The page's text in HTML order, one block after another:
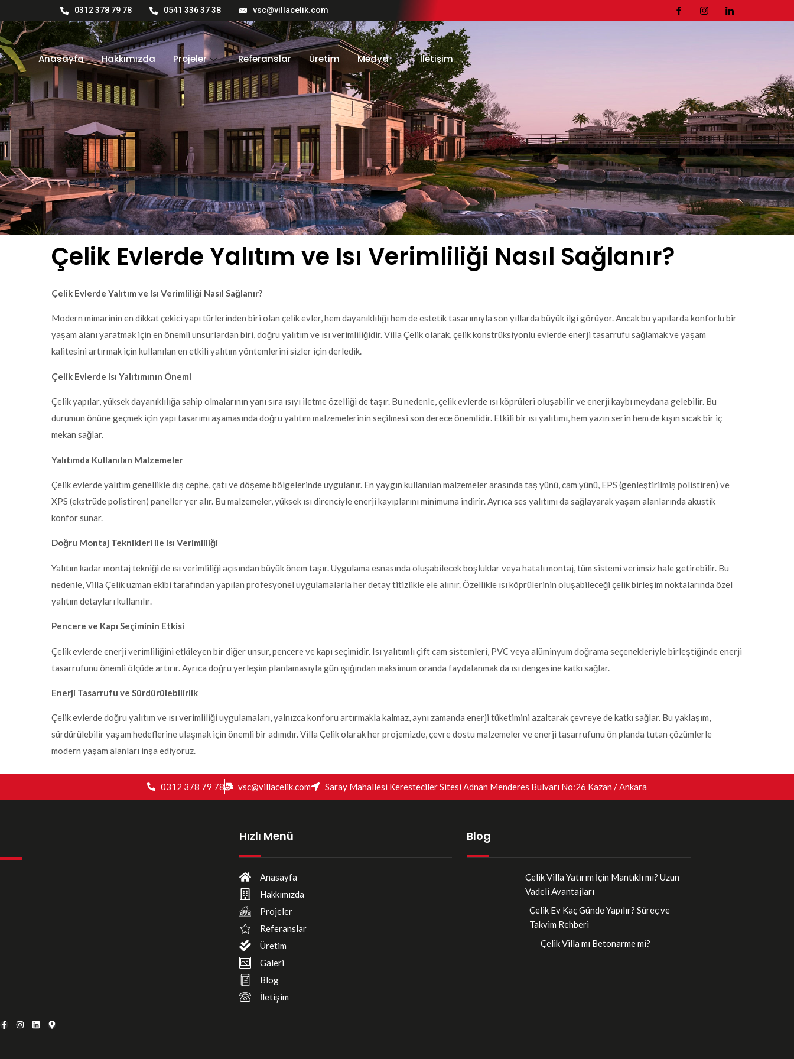
0312 378 79 78 0541 336 37 38 vsc@villacelik.com
Anasayfa Hakkımızda Projeler Referanslar Üretim Medya İletişim
Çelik Evlerde Yalıtım ve Isı Verimliliği Nasıl Sağlanır?
Çelik Evlerde Yalıtım ve Isı Verimliliği Nasıl Sağlanır?
Modern mimarinin en dikkat çekici yapı türlerinden biri olan çelik evler, hem dayanıklılığı hem de estetik tasarımıyla son yıllarda büyük ilgi görüyor. Ancak bu yapılarda konforlu bir
yaşam alanı yaratmak için en önemli unsurlardan biri, doğru yalıtım ve ısı verimliliğidir. Villa Çelik olarak, çelik konstrüksiyonlu evlerde enerji tasarrufu sağlamak ve yaşam
kalitesini artırmak için kullanılan en etkili yalıtım yöntemlerini sizler için derledik.
Çelik Evlerde Isı Yalıtımının Önemi
Çelik yapılar, yüksek dayanıklılığa sahip olmalarının yanı sıra ısıyı iletme özelliği de taşır. Bu nedenle, çelik evlerde ısı köprüleri oluşabilir ve enerji kaybı meydana gelebilir. Bu
durumun önüne geçmek için yapı tasarımı aşamasında doğru yalıtım malzemelerinin seçilmesi son derece önemlidir. Etkili bir ısı yalıtımı, hem yazın serin hem de kışın sıcak bir iç
mekan sağlar.
Yalıtımda Kullanılan Malzemeler
Çelik evlerde yalıtım genellikle dış cephe, çatı ve döşeme bölgelerinde uygulanır. En yaygın kullanılan malzemeler arasında taş yünü, cam yünü, EPS (genleştirilmiş polistiren) ve
XPS (ekstrüde polistiren) paneller yer alır. Bu malzemeler, yüksek ısı direnciyle enerji kayıplarını minimuma indirir. Ayrıca ses yalıtımı da sağlayarak yaşam alanlarında akustik
konfor sunar.
Doğru Montaj Teknikleri ile Isı Verimliliği
Yalıtım kadar montaj tekniği de ısı verimliliği açısından büyük önem taşır. Uygulama esnasında oluşabilecek boşluklar veya hatalı montaj, tüm sistemi verimsiz hale getirebilir. Bu
nedenle, Villa Çelik uzman ekibi tarafından yapılan profesyonel uygulamalarla her detay titizlikle ele alınır. Özellikle ısı köprülerinin oluşabileceği çelik birleşim noktalarında özel
yalıtım detayları kullanılır.
Pencere ve Kapı Seçiminin Etkisi
Çelik evlerde enerji verimliliğini etkileyen bir diğer unsur, pencere ve kapı seçimidir. Isı yalıtımlı çift cam sistemleri, PVC veya alüminyum doğrama seçenekleriyle birleştiğinde enerji
tasarrufunu önemli ölçüde artırır. Ayrıca doğru yerleşim planlamasıyla gün ışığından maksimum oranda faydalanmak da ısı dengesine katkı sağlar.
Enerji Tasarrufu ve Sürdürülebilirlik
Çelik evlerde doğru yalıtım ve ısı verimliliği uygulamaları, yalnızca konforu artırmakla kalmaz, aynı zamanda enerji tüketimini azaltarak çevreye de katkı sağlar. Bu yaklaşım,
sürdürülebilir yaşam hedeflerine ulaşmak için önemli bir adımdır. Villa Çelik olarak her projemizde, çevre dostu malzemeler ve enerji tasarrufunu ön planda tutan çözümlerle
modern yaşam alanları inşa ediyoruz.
0312 378 79 78 vsc@villacelik.com Saray Mahallesi Keresteciler Sitesi Adnan Menderes Bulvarı No:26 Kazan / Ankara
Hızlı Menü
Anasayfa
Hakkımızda
Projeler
Referanslar
Üretim
Galeri
Blog
İletişim
Blog
Çelik Villa Yatırım İçin Mantıklı mı? Uzun
Vadeli Avantajları
Çelik Ev Kaç Günde Yapılır? Süreç ve
Takvim Rehberi
Çelik Villa mı Betonarme mi?